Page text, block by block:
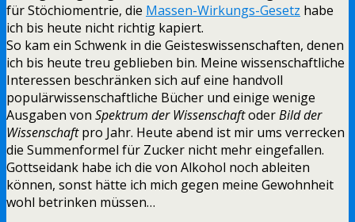
für Stöchiomentrie, die Massen-Wirkungs-Gesetz habe
ich bis heute nicht richtig kapiert.
So kam ein Schwenk in die Geisteswissenschaften, denen
ich bis heute treu geblieben bin. Meine wissenschaftliche
Interessen beschränken sich auf eine handvoll
populärwissenschaftliche Bücher und einige wenige
Ausgaben von Spektrum der WissenschaftoderBild der
Wissenschaftpro Jahr. Heute abend ist mir ums verrecken
die Summenformel für Zucker nicht mehr eingefallen.
Gottseidank habe ich die von Alkohol noch ableiten
können, sonst hätte ich mich gegen meine Gewohnheit
wohl betrinken müssen…